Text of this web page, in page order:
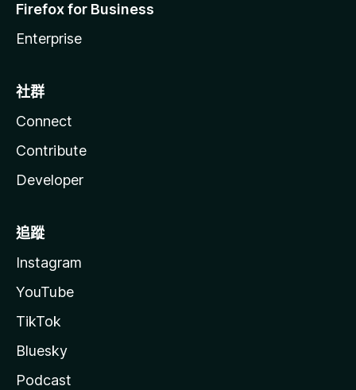
Firefox for Business
Enterprise
社群
Connect
Contribute
Developer
追蹤
Instagram
YouTube
TikTok
Bluesky
Podcast